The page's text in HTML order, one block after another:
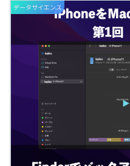
データサイエンス